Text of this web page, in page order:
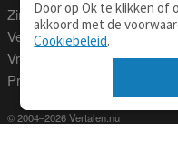
Zinnen vertalen
Verklarend woordenboek
Vraagbaak
Professionele vertaling
© 2004–2026 Vertalen.nu
Door op Ok te klikken of
akkoord met de
Cookiebeleid.